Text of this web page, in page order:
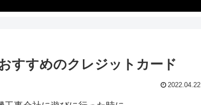
すすめのクレジットカード
2022.04.22